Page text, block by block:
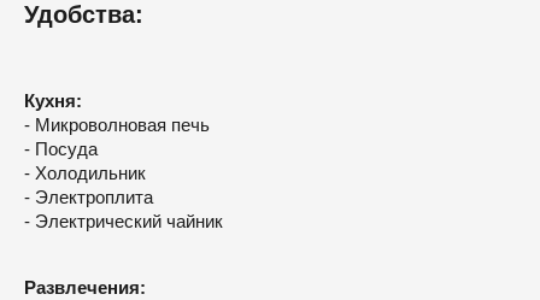
Удобства:
Кухня:
- Микроволновая печь
- Посуда
- Холодильник
- Электроплита
- Электрический чайник
Развлечения: